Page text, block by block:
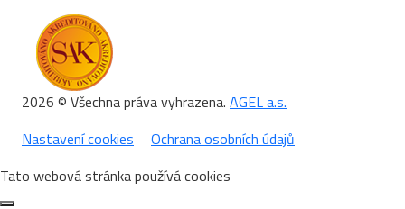
2026 © Všechna práva vyhrazena. AGEL a.s.
Nastavení cookies
Ochrana osobních údajů
Tato webová stránka používá cookies